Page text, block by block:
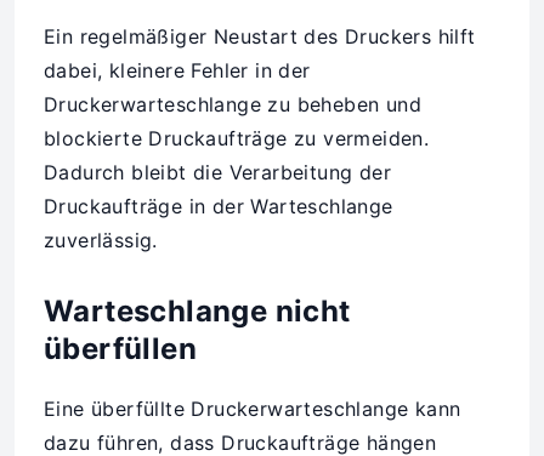
Ein regelmäßiger Neustart des Druckers hilft
dabei, kleinere Fehler in der
Druckerwarteschlange zu beheben und
blockierte Druckaufträge zu vermeiden.
Dadurch bleibt die Verarbeitung der
Druckaufträge in der Warteschlange
zuverlässig.
Warteschlange nicht
überfüllen
Eine überfüllte Druckerwarteschlange kann
dazu führen, dass Druckaufträge hängen